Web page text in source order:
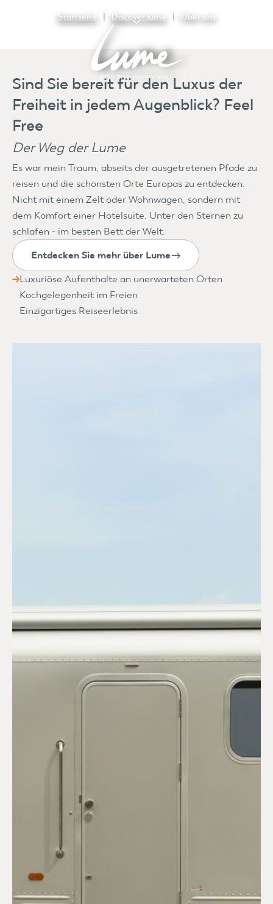
Startseite Discover lume Uber uns
Sind Sie bereit für den Luxus der
Freiheit in jedem Augenblick? Feel
Free
Der Weg der Lume
Es war mein Traum, abseits der ausgetretenen Pfade zu
reisen und die schönsten Orte Europas zu entdecken.
Nicht mit einem Zelt oder Wohnwagen, sondern mit
dem Komfort einer Hotelsuite. Unter den Sternen zu
schlafen - im besten Bett der Welt.
Entdecken Sie mehr über Lume
Luxuriöse Aufenthalte an unerwarteten Orten
Kochgelegenheit im Freien
Einzigartiges Reiseerlebnis